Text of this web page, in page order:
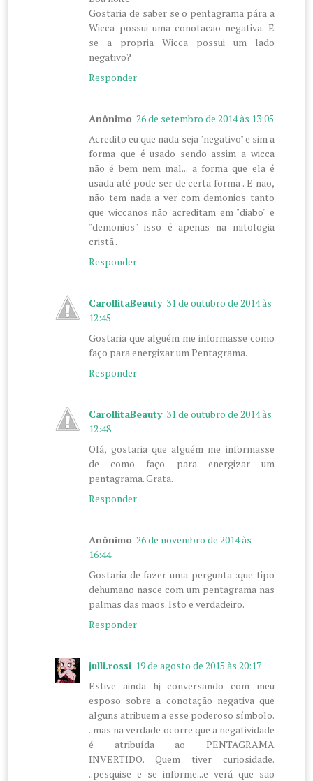
Gostaria de saber se o pentagrama pára a
Wicca possui uma conotacao negativa. E
se a propria Wicca possui um lado
negativo?
Responder
Anônimo 26 de setembro de 2014 às 13:05
Acredito eu que nada seja "negativo" e sim a
forma que é usado sendo assim a wicca
não é bem nem mal... a forma que ela é
usada até pode ser de certa forma . E não,
não tem nada a ver com demonios tanto
que wiccanos não acreditam em "diabo" e
"demonios" isso é apenas na mitologia
cristã .
Responder
CarollitaBeauty 31 de outubro de 2014 às
12:45
Gostaria que alguém me informasse como
faço para energizar um Pentagrama.
Responder
CarollitaBeauty 31 de outubro de 2014 às
12:48
Olá, gostaria que alguém me informasse
de como faço para energizar um
pentagrama. Grata.
Responder
Anônimo 26 de novembro de 2014 às
16:44
Gostaria de fazer uma pergunta :que tipo
dehumano nasce com um pentagrama nas
palmas das mãos. Isto e verdadeiro.
Responder
julli.rossi 19 de agosto de 2015 às 20:17
Estive ainda hj conversando com meu
esposo sobre a conotação negativa que
alguns atribuem a esse poderoso símbolo.
..mas na verdade ocorre que a negatividade
é atribuída ao PENTAGRAMA
INVERTIDO. Quem tiver curiosidade.
..pesquise e se informe...e verá que são